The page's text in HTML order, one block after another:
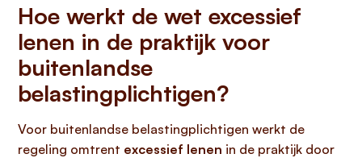
Hoe werkt de wet excessief
lenen in de praktijk voor
buitenlandse
belastingplichtigen?
Voor buitenlandse belastingplichtigen werkt de
regeling omtrent excessief lenen in de praktijk door